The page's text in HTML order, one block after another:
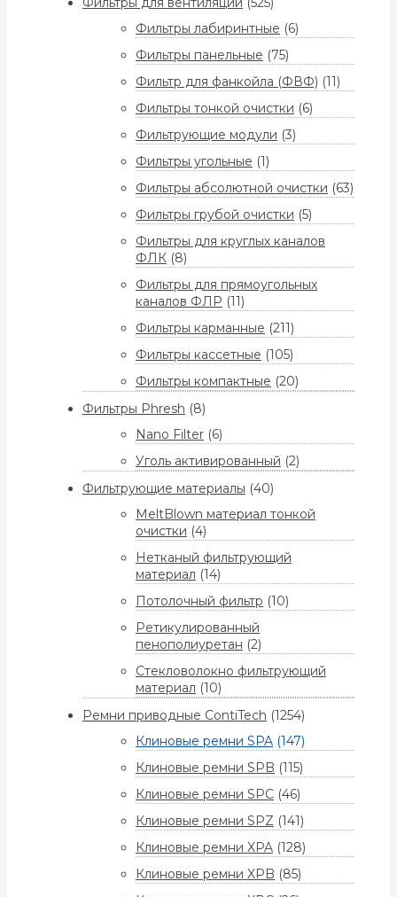
Фильтры лабиринтные (6)
Фильтры панельные (75)
Фильтр для фанкойла (ФВФ) (11)
Фильтры тонкой очистки (6)
Фильтрующие модули (3)
Фильтры угольные (1)
Фильтры абсолютной очистки (63)
Фильтры грубой очистки (5)
Фильтры для круглых каналов
ФЛК (8)
Фильтры для прямоугольных
каналов ФЛР (11)
Фильтры карманные (211)
Фильтры кассетные (105)
Фильтры компактные (20)
Фильтры Phresh (8)
Nano Filter (6)
Уголь активированный (2)
Фильтрующие материалы (40)
MeltBlown материал тонкой
очистки (4)
Нетканый фильтрующий
материал (14)
Потолочный фильтр (10)
Ретикулированный
пенополиуретан (2)
Стекловолокно фильтрующий
материал (10)
Ремни приводные ContiTech (1254)
Клиновые ремни SPA (147)
Клиновые ремни SPB (115)
Клиновые ремни SPC (46)
Клиновые ремни SPZ (141)
Клиновые ремни XPA (128)
Клиновые ремни XPB (85)